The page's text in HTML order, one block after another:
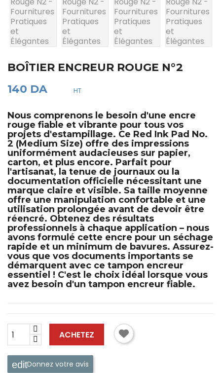
BOÎTIER ENCREUR ROUGE N°2
140 DA
HT
Nous comprenons le besoin d'une encre
rouge fiable et vibrante pour tous vos
projets d'estampillage. Ce Red Ink Pad No.
2 (Medium Size) offre des impressions
uniformément audacieuses sur papier,
carton, et plus encore. Parfait pour
l'artisanat, la tenue de journaux ou la
documentation officielle nécessitant une
marque claire et visible. Sa taille moyenne
offre une manipulation confortable et une
utilisation prolongée avant de devoir être
réencré. Obtenez des résultats
professionnels à chaque application – nous
avons formulé cette encre pour un séchage
rapide et un minimum de bavures. Assurez-
vous que vos documents importants se
démarquent avec ce tampon encreur
essentiel ! C'est le choix idéal lorsque vous
avez besoin d'un tampon encreur fiable.
ACHETEZ
Donnez votre avis